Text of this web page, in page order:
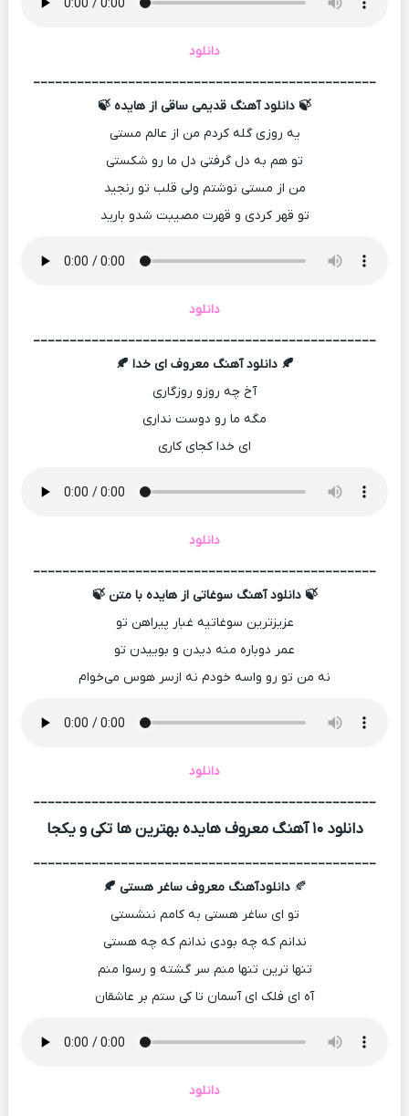
دانلود
_______________________________________________
🍃 دانلود آهنگ قدیمی ساقی از هایده 🍃
یه روزی گله کردم من از عالم مستی
تو هم به دل گرفتی دل ما رو شکستی
من از مستی نوشتم ولی قلب تو رنجید
تو قهر کردی و قهرت مصیبت شدو بارید
دانلود
_______________________________________________
🍂 دانلود آهنگ معروف ای خدا 🍂
آخ چه روزو روزگاری
مگه ما رو دوست نداری
ای خدا کجای کاری
دانلود
_______________________________________________
🍃 دانلود آهنگ سوغاتی از هایده با متن 🍃
عزیزترین سوغاتیه غبار پیراهن تو
عمر دوباره منه دیدن و بوییدن تو
نه من تو رو واسه خودم نه ازسر هوس می‌خوام
دانلود
_______________________________________________
دانلود ۱۰ آهنگ معروف هایده بهترین ها تکی و یکجا
_______________________________________________
🍂دانلودآهنگ معروف ساغر هستی 🍂
تو ای ساغر هستی به کامم ننشستی
ندانم که چه بودی ندانم که چه هستی
تنها ترین تنها منم سر گشته و رسوا منم
آه ای فلک ای آسمان تا کی ستم بر عاشقان
دانلود